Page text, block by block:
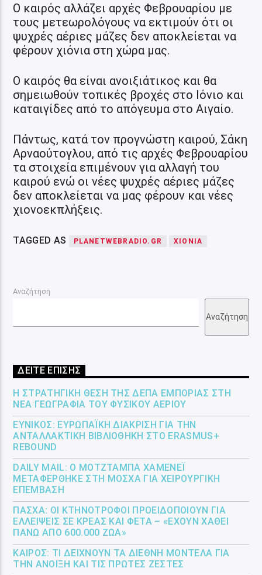
Ο καιρός αλλάζει αρχές Φεβρουαρίου με
τους μετεωρολόγους να εκτιμούν ότι οι
ψυχρές αέριες μάζες δεν αποκλείεται να
φέρουν χιόνια στη χώρα μας.
Ο καιρός θα είναι ανοιξιάτικος και θα
σημειωθούν τοπικές βροχές στο Ιόνιο και
καταιγίδες από το απόγευμα στο Αιγαίο.
Πάντως, κατά τον προγνώστη καιρού, Σάκη
Αρναούτογλου, από τις αρχές Φεβρουαρίου
τα στοιχεία επιμένουν για αλλαγή του
καιρού ενώ οι νέες ψυχρές αέριες μάζες
δεν αποκλείεται να μας φέρουν και νέες
χιονοεκπλήξεις.
TAGGED AS PLANETWEBRADIO.GR ΧΙΌΝΙΑ
Αναζήτηση
Αναζήτηση
ΔΕΙΤΕ ΕΠΙΣΗΣ
Η ΣΤΡΑΤΗΓΙΚΉ ΘΈΣΗ ΤΗΣ ΔΕΠΑ ΕΜΠΟΡΊΑΣ ΣΤΗ
ΝΈΑ ΓΕΩΓΡΑΦΊΑ ΤΟΥ ΦΥΣΙΚΟΎ ΑΕΡΊΟΥ
ΕΎΝΙΚΟΣ: ΕΥΡΩΠΑΪΚΉ ΔΙΆΚΡΙΣΗ ΓΙΑ ΤΗΝ
ΑΝΤΑΛΛΑΚΤΙΚΉ ΒΙΒΛΙΟΘΉΚΗ ΣΤΟ ERASMUS+
REBOUND
DAILY MAIL: Ο ΜΟΤΖΤΆΜΠΑ ΧΑΜΕΝΕΪ́
ΜΕΤΑΦΈΡΘΗΚΕ ΣΤΗ ΜΌΣΧΑ ΓΙΑ ΧΕΙΡΟΥΡΓΙΚΉ
ΕΠΈΜΒΑΣΗ
ΠΆΣΧΑ: ΟΙ ΚΤΗΝΟΤΡΌΦΟΙ ΠΡΟΕΙΔΟΠΟΙΟΎΝ ΓΙΑ
ΕΛΛΕΊΨΕΙΣ ΣΕ ΚΡΈΑΣ ΚΑΙ ΦΈΤΑ – «ΈΧΟΥΝ ΧΑΘΕΊ
ΠΆΝΩ ΑΠΌ 600.000 ΖΏΑ»
ΚΑΙΡΌΣ: ΤΙ ΔΕΊΧΝΟΥΝ ΤΑ ΔΙΕΘΝΉ ΜΟΝΤΈΛΑ ΓΙΑ
ΤΗΝ ΆΝΟΙΞΗ ΚΑΙ ΤΙΣ ΠΡΏΤΕΣ ΖΈΣΤΕΣ